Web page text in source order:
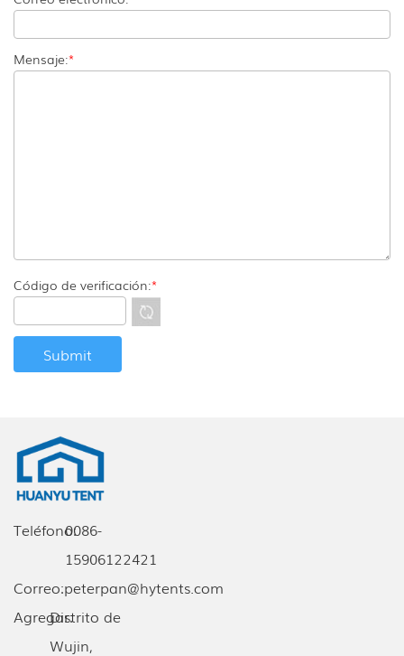
Mensaje:*
Código de verificación:*
Agregar:Distrito de
Wujin,
Teléfono:0086-
15906122421
Correo:peterpan@hytents.com